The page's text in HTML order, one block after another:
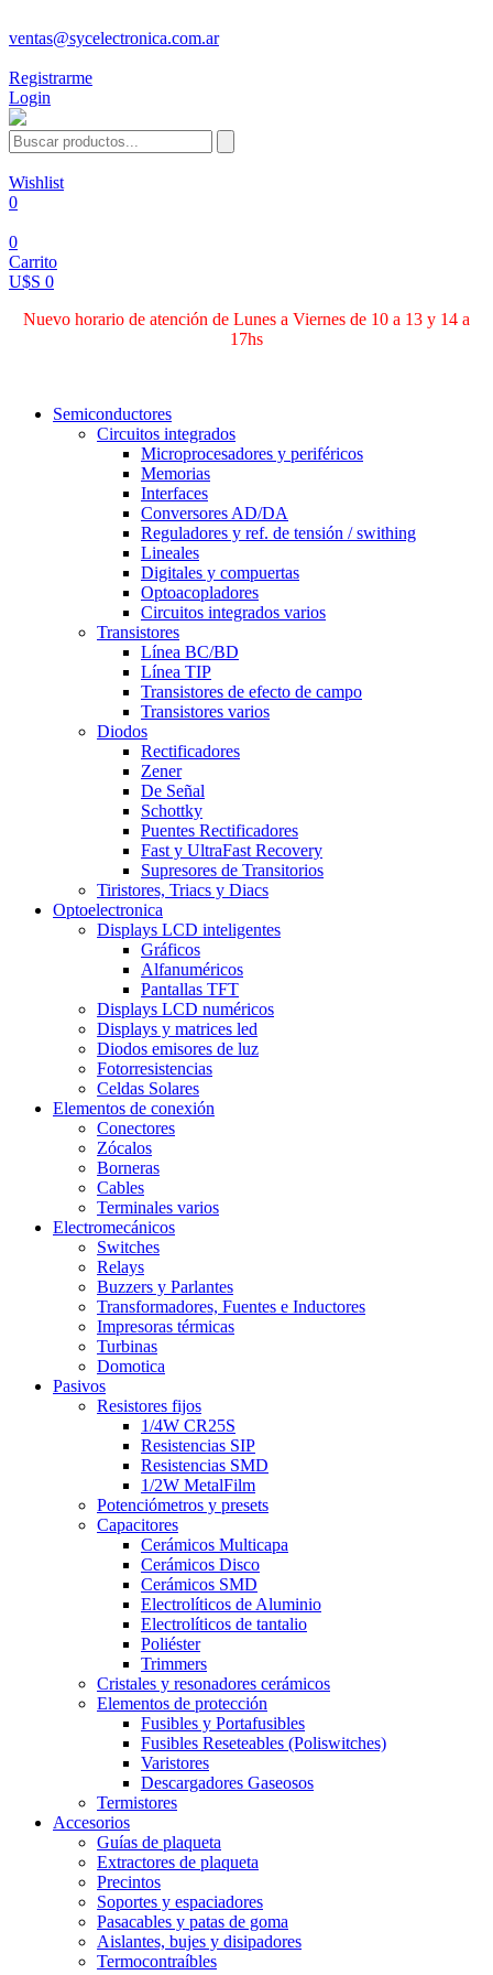
ventas@sycelectronica.com.ar
Registrarme
Login
Wishlist
0
0
Carrito
U$S 0
Nuevo horario de atención de Lunes a Viernes de 10 a 13 y 14 a
17hs
Semiconductores
Circuitos integrados
Microprocesadores y periféricos
Memorias
Interfaces
Conversores AD/DA
Reguladores y ref. de tensión / swithing
Lineales
Digitales y compuertas
Optoacopladores
Circuitos integrados varios
Transistores
Línea BC/BD
Línea TIP
Transistores de efecto de campo
Transistores varios
Diodos
Rectificadores
Zener
De Señal
Schottky
Puentes Rectificadores
Fast y UltraFast Recovery
Supresores de Transitorios
Tiristores, Triacs y Diacs
Optoelectronica
Displays LCD inteligentes
Gráficos
Alfanuméricos
Pantallas TFT
Displays LCD numéricos
Displays y matrices led
Diodos emisores de luz
Fotorresistencias
Celdas Solares
Elementos de conexión
Conectores
Zócalos
Borneras
Cables
Terminales varios
Electromecánicos
Switches
Relays
Buzzers y Parlantes
Transformadores, Fuentes e Inductores
Impresoras térmicas
Turbinas
Domotica
Pasivos
Resistores fijos
1/4W CR25S
Resistencias SIP
Resistencias SMD
1/2W MetalFilm
Potenciómetros y presets
Capacitores
Cerámicos Multicapa
Cerámicos Disco
Cerámicos SMD
Electrolíticos de Aluminio
Electrolíticos de tantalio
Poliéster
Trimmers
Cristales y resonadores cerámicos
Elementos de protección
Fusibles y Portafusibles
Fusibles Reseteables (Poliswitches)
Varistores
Descargadores Gaseosos
Termistores
Accesorios
Guías de plaqueta
Extractores de plaqueta
Precintos
Soportes y espaciadores
Pasacables y patas de goma
Aislantes, bujes y disipadores
Termocontraíbles